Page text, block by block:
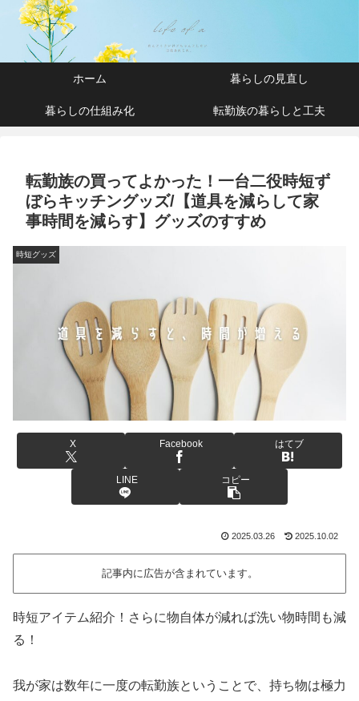
ホーム 暮らしの見直し
暮らしの仕組み化 転勤族の暮らしと工夫
転勤族の買ってよかった！一台二役時短ず
ぼらキッチングッズ/【道具を減らして家
事時間を減らす】グッズのすすめ
時短グッズ
X Facebook はてブ
LINE コピー
2025.03.26 2025.10.02
記事内に広告が含まれています。
時短アイテム紹介！さらに物自体が減れば洗い物時間も減
る！
我が家は数年に一度の転勤族ということで、持ち物は極力